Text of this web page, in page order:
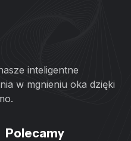
inteligentne
w mgnieniu oka dzięki
Polecamy